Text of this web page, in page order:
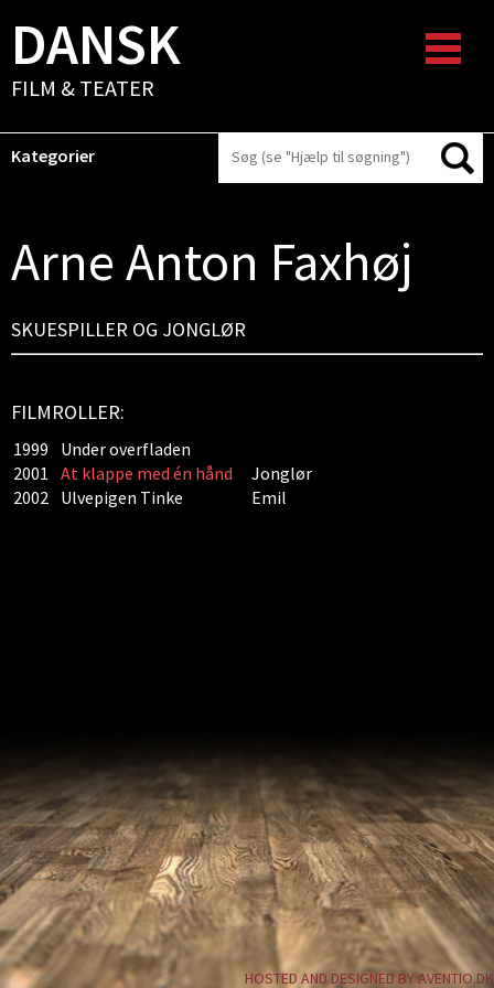
DANSK
FILM & TEATER
Kategorier
Arne Anton Faxhøj
SKUESPILLER OG JONGLØR
FILMROLLER:
1999
Under overfladen
2001 At klappe med én hånd
Jonglør
2002 Ulvepigen Tinke Emil
HOSTED AND DESIGNED BY AVENTIO.DK